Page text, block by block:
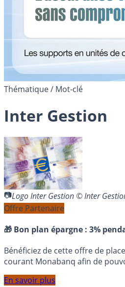
Thématique / Mot-clé
Inter Gestion
Logo Inter Gestion © Inter
Offre Partenaire
🎁 Bon plan épargne : 3%
Bénéficiez de cette offre de
courant Monabanq afin de
En savoir plus